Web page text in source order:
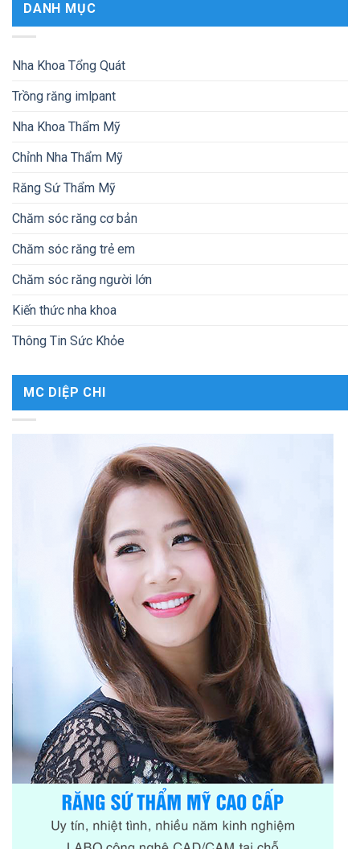
DANH MỤC
Nha Khoa Tổng Quát
Trồng răng imlpant
Nha Khoa Thẩm Mỹ
Chỉnh Nha Thẩm Mỹ
Răng Sứ Thẩm Mỹ
Chăm sóc răng cơ bản
Chăm sóc răng trẻ em
Chăm sóc răng người lớn
Kiến thức nha khoa
Thông Tin Sức Khỏe
MC DIỆP CHI